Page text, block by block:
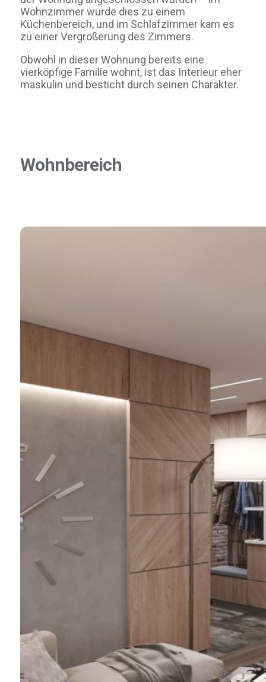
Wohnzimmer wurde dies zu einem
Küchenbereich, und im Schlafzimmer kam es
zu einer Vergrößerung des Zimmers.
Obwohl in dieser Wohnung bereits eine
vierköpfige Familie wohnt, ist das Interieur eher
maskulin und besticht durch seinen Charakter.
Wohnbereich